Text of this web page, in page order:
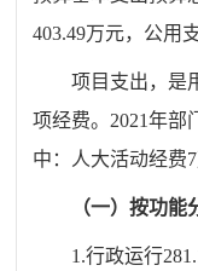
403.49万元，公用
项目支出，是
项经费。 2021年部
中：
人大活动经费
（一）按功能
1.行政运行